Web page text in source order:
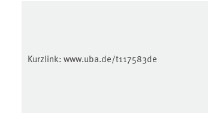
Kurzlink: www.uba.de/t117583de